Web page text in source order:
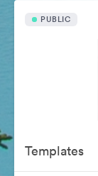
PUBLIC
Templates